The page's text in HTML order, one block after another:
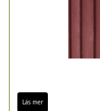
Läs mer